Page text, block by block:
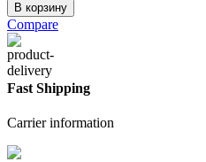
Миксер
120х9x450мм
В корзину
Compare
Fast Shipping
Carrier information